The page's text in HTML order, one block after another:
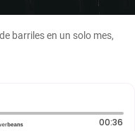
barriles en un solo mes,
segundos 00:36